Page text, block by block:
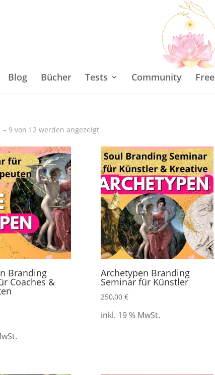
Blog Bücher Tests Community Free
– 9 von 12 werden angezeigt
Branding
Coaches &
Archetypen Branding
Seminar für Künstler
250,00 €
inkl. 19 % MwSt.